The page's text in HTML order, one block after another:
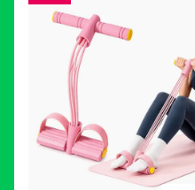
Tidsmarkør og
påminnelser
Materiale: PP
Størrelse: 30 x 10 cm
Kapasitet: 2 liter
Brukstemperatur: -20 til
Vekt, gram